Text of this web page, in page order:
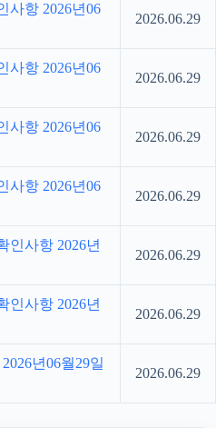
사항 2026년06
2026.06.29
사항 2026년06
2026.06.29
사항 2026년06
2026.06.29
사항 2026년06
2026.06.29
인사항 2026년
2026.06.29
인사항 2026년
2026.06.29
년06월29일
2026.06.29